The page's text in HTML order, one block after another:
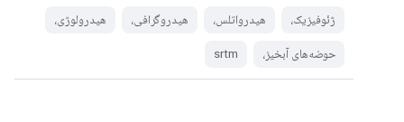
ژئوفیزیک، هیدرواتلس، هیدروگرافی، هیدرولوژی،
حوضه‌های آبخیز، srtm